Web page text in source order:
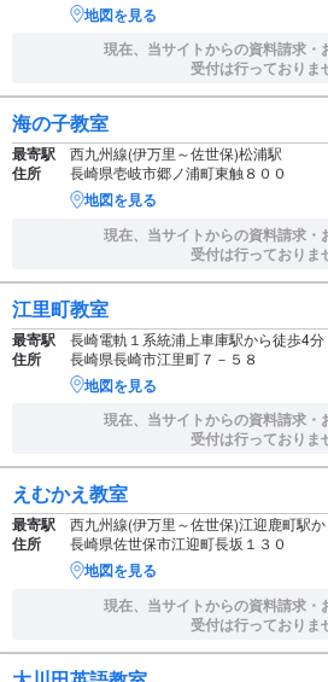
地図を見る
現在、当サイトからの資料請求・
受付は行っておりま
海の子教室
最寄駅 西九州線(伊万里～佐世保)松浦駅
住所 長崎県壱岐市郷ノ浦町東触８００
地図を見る
現在、当サイトからの資料請求・
受付は行っておりま
江里町教室
最寄駅 長崎電軌１系統浦上車庫駅から徒歩4分
住所 長崎県長崎市江里町７－５８
地図を見る
現在、当サイトからの資料請求・
受付は行っておりま
えむかえ教室
最寄駅 西九州線(伊万里～佐世保)江迎鹿町駅
住所 長崎県佐世保市江迎町長坂１３０
地図を見る
現在、当サイトからの資料請求・
受付は行っておりま